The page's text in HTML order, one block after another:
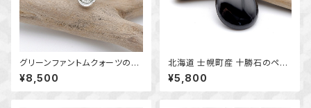
グリーンファントムクォーツのリ
ング 2 槌目 11.5号 ～風景を
閉じ込めて～ 天然石アクセ
サリー 一点物
¥8,500
北海道 士幌町産 十勝石のペン
ダント ｋ14GF 天然石アクセサ
リー 一点物 macari
¥5,800